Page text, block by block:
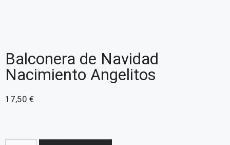
Balconera de Navidad
Nacimiento Angelitos
17,50 €